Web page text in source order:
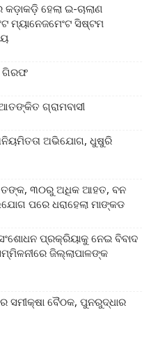
ହେଲା ଇ-ଚାଲାଣ
ମ୍ୟାନେଜମେଂଟ ସିଷ୍ଟମ
ଗିରଫ
ଗ୍ରାମବାସୀ
ଅଭିଯୋଗ, ଧୁଷୁରି
୩୦ରୁ ଅଧିକ ଆହତ, ବନ
ପରେ ଧରାହେଲା ମାଙ୍କଡ
ପ୍ରକ୍ରିୟାକୁ ନେଇ ବିବାଦ
ଜିଲ୍ଲାପାଳଙ୍କ
ବୈଠକ, ପୁନରୁଦ୍ଧାର